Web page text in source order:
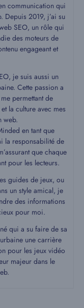
communication qui
Depuis 2019, j’ai su
SEO, un rôle qui
des moteurs de
engageant et
je suis aussi un
Cette passion a
permettant de
la culture avec mes
web.
en tant que
la responsabilité de
que chaque
pour les lecteurs.
guides de jeux, ou
un style amical, je
des informations
pour moi.
qui a su faire de sa
une carrière
pour les jeux vidéo
majeur dans le